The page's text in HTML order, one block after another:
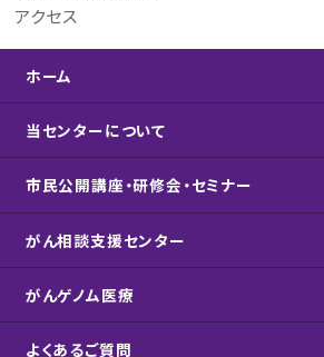
アクセス
ホーム
当センターについて
市民公開講座・研修会・セミナー
がん相談支援センター
がんゲノム医療
よくあるご質問